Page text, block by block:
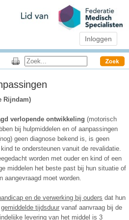
Inloggen
Rijndam)
verlopende ontwikkeling (motorisch
bij hulpmiddelen en of aanpassingen
geen diagnose bekend is, is geen
te ondersteunen vanuit de revalidatie.
worden met ouder en kind of een
middelen het beste past bij hun situatie of
aangevraagd moet worden.
en de verwerking bij ouders dat hun
gemiddelde tijdsduur vanaf aanvraag bij de
levering van het middel is3